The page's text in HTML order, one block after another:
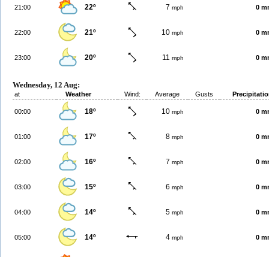
21:00 22º 7 mph 0
22:00 21º 10 mph 0
23:00 20º 11 mph 0
Wednesday, 12 Aug:
at Weather Wind: Average Gusts
00:00 18º 10 mph 0
01:00 17º 8 mph 0
02:00 16º 7 mph 0
03:00 15º 6 mph 0
04:00 14º 5 mph 0
05:00 14º 4 mph 0